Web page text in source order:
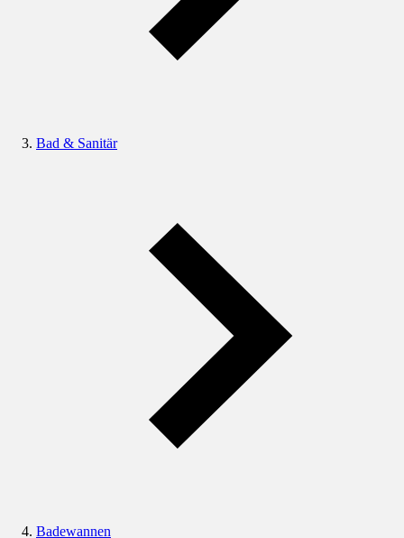
Bad & Sanitär
Badewannen